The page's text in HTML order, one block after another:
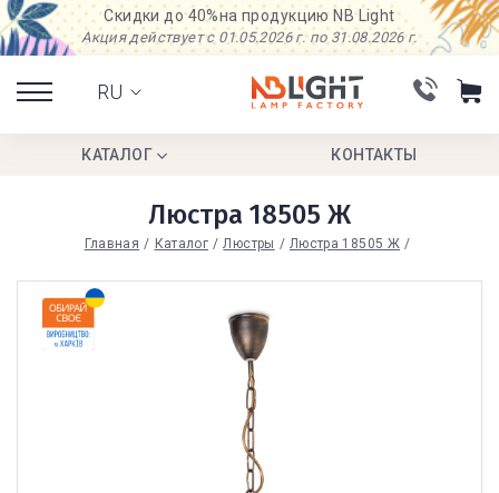
Скидки до 40%на продукцию NB Light
Акция действует с 01.05.2026 г. по 31.08.2026 г.
RU
КАТАЛОГ КОНТАКТЫ
Люстра 18505 Ж
Главная Каталог Люстры Люстра 18505 Ж